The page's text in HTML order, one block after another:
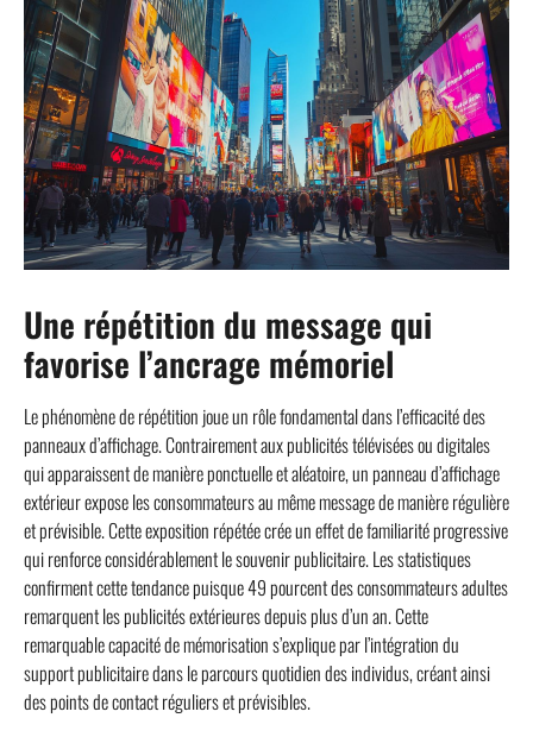
Une répétition du message qui
favorise l’ancrage mémoriel
Le phénomène de répétition joue un rôle fondamental dans l’efficacité des
panneaux d’affichage. Contrairement aux publicités télévisées ou digitales
qui apparaissent de manière ponctuelle et aléatoire, un panneau d’affichage
extérieur expose les consommateurs au même message de manière régulière
et prévisible. Cette exposition répétée crée un effet de familiarité progressive
qui renforce considérablement le souvenir publicitaire. Les statistiques
confirment cette tendance puisque 49 pourcent des consommateurs adultes
remarquent les publicités extérieures depuis plus d’un an. Cette
remarquable capacité de mémorisation s’explique par l’intégration du
support publicitaire dans le parcours quotidien des individus, créant ainsi
des points de contact réguliers et prévisibles.